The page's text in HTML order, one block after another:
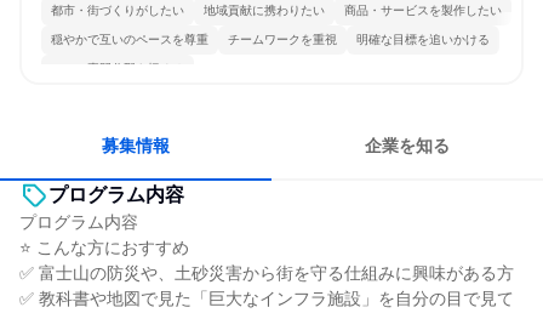
都市・街づくりがしたい 地域貢献に携わりたい 商品・サービスを製作したい
穏やかで互いのペースを尊重 チームワークを重視 明確な目標を追いかける
一つの専門分野を極める
募集情報 企業を知る
プログラム内容
プログラム内容
⭐ こんな方におすすめ
✅ 富士山の防災や、土砂災害から街を守る仕組みに興味がある方
✅ 教科書や地図で見た「巨大なインフラ施設」を自分の目で見て